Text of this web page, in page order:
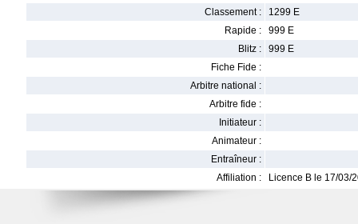
Classement :
1299 E
Rapide :
999 E
Blitz :
999 E
Fiche Fide :
Arbitre national :
Arbitre fide :
Initiateur :
Animateur :
Entraîneur :
Affiliation :
Licence B le 17/03/